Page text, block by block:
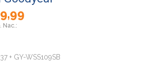
+ GY-WSS109SB